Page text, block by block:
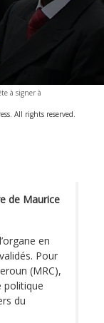
à signer à
All rights reserved.
de Maurice
en
Pour
(MRC),
politique
du